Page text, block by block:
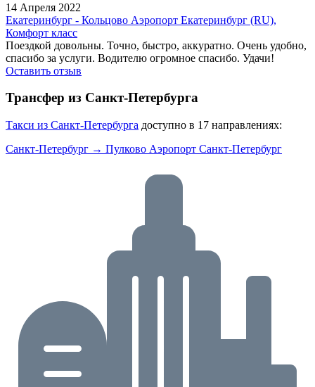
14 Апреля 2022
Екатеринбург - Кольцово Аэропорт Екатеринбург (RU),
Комфорт класс
Поездкой довольны. Точно, быстро, аккуратно. Очень удобно,
спасибо за услуги. Водителю огромное спасибо. Удачи!
Оставить отзыв
Трансфер из Санкт-Петербурга
Tакси из Санкт-Петербурга доступно в 17 направлениях:
Санкт-Петербург → Пулково Аэропорт Санкт-Петербург